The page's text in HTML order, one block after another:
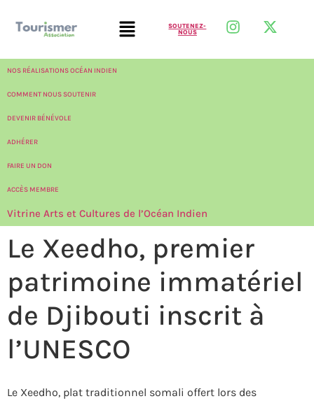
SOUTENEZ-
NOUS
NOS RÉALISATIONS OCÉAN INDIEN
COMMENT NOUS SOUTENIR
DEVENIR BÉNÉVOLE
ADHÉRER
FAIRE UN DON
ACCÈS MEMBRE
Vitrine Arts et Cultures de l’Océan Indien
Le Xeedho, premier
patrimoine immatériel
de Djibouti inscrit à
l’UNESCO
Le Xeedho, plat traditionnel somali offert lors des